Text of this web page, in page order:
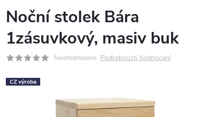
Noční stolek Bára
1zásuvkový, masiv buk
Neohodnoceno Podrobnosti hodnocení
CZ výroba